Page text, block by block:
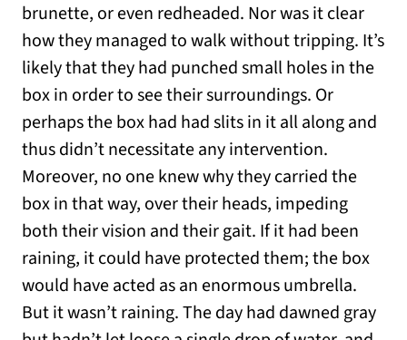
brunette, or even redheaded. Nor was it clear
how they managed to walk without tripping. It’s
likely that they had punched small holes in the
box in order to see their surroundings. Or
perhaps the box had had slits in it all along and
thus didn’t necessitate any intervention.
Moreover, no one knew why they carried the
box in that way, over their heads, impeding
both their vision and their gait. If it had been
raining, it could have protected them; the box
would have acted as an enormous umbrella.
But it wasn’t raining. The day had dawned gray